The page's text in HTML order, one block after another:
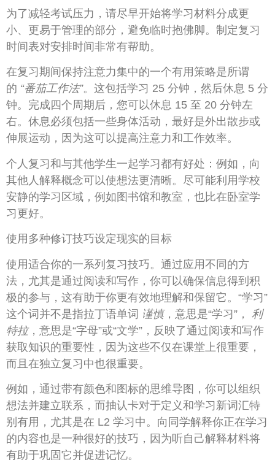
为了减轻考试压力，请尽早开始将学习材料分成更
小、更易于管理的部分，避免临时抱佛脚。制定复习
时间表对安排时间非常有帮助。
在复习期间保持注意力集中的一个有用策略是所谓
的 “番茄工作法”。这包括学习 25 分钟，然后休息 5 分
钟。完成四个周期后，您可以休息 15 至 20 分钟左
右。休息必须包括一些身体活动，最好是外出散步或
伸展运动，因为这可以提高注意力和工作效率。
个人复习和与其他学生一起学习都有好处：例如，向
其他人解释概念可以使想法更清晰。尽可能利用学校
安静的学习区域，例如图书馆和教室，也比在卧室学
习更好。
使用多种修订技巧设定现实的目标
使用适合你的一系列复习技巧。通过应用不同的方
法，尤其是通过阅读和写作，你可以确保信息得到积
极的参与，这有助于你更有效地理解和保留它。“学习”
这个词并不是指拉丁语单词 谨慎，意思是“学习”， 利
特拉，意思是“字母”或“文学”，反映了通过阅读和写作
获取知识的重要性，因为这些不仅在课堂上很重要，
而且在独立复习中也很重要。
例如，通过带有颜色和图标的思维导图，你可以组织
想法并建立联系，而抽认卡对于定义和学习新词汇特
别有用，尤其是在 L2 学习中。向同学解释你正在学习
的内容也是一种很好的技巧，因为听自己解释材料将
有助于巩固它并促进记忆。